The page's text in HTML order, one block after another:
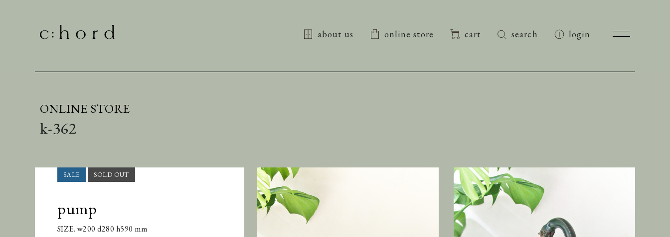
about us online store cart search login
ONLINE STORE
k-362
pump
SIZE. w200 d280 h590 mm